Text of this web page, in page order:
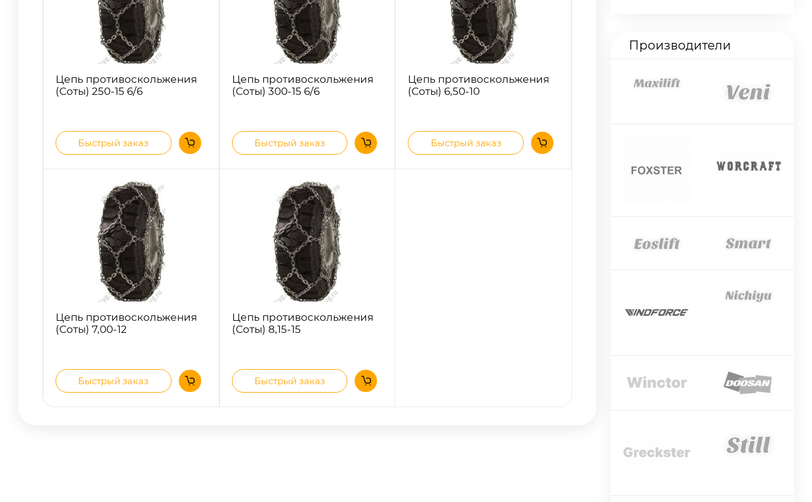
Цепь противоскольжения
(Соты) 250-15 6/6
Быстрый заказ
Цепь противоскольжения
(Соты) 300-15 6/6
Быстрый заказ
Цепь противоскольжения
(Соты) 6,50-10
Быстрый заказ
Цепь противоскольжения
(Соты) 7,00-12
Быстрый заказ
Цепь противоскольжения
(Соты) 8,15-15
Быстрый заказ
Производители